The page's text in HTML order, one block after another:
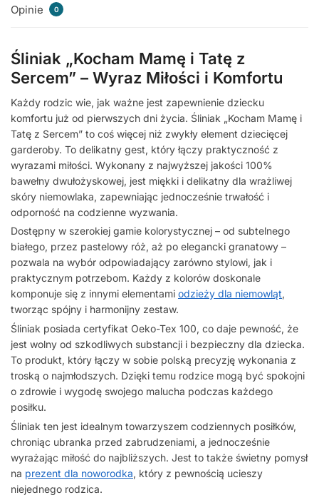
Opinie 0
Śliniak „Kocham Mamę i Tatę z
Sercem” – Wyraz Miłości i Komfortu
Każdy rodzic wie, jak ważne jest zapewnienie dziecku
komfortu już od pierwszych dni życia. Śliniak „Kocham Mamę i
Tatę z Sercem” to coś więcej niż zwykły element dziecięcej
garderoby. To delikatny gest, który łączy praktyczność z
wyrazami miłości. Wykonany z najwyższej jakości 100%
bawełny dwułożyskowej, jest miękki i delikatny dla wrażliwej
skóry niemowlaka, zapewniając jednocześnie trwałość i
odporność na codzienne wyzwania.
Dostępny w szerokiej gamie kolorystycznej – od subtelnego
białego, przez pastelowy róż, aż po elegancki granatowy –
pozwala na wybór odpowiadający zarówno stylowi, jak i
praktycznym potrzebom. Każdy z kolorów doskonale
komponuje się z innymi elementami odzieży dla niemowląt,
tworząc spójny i harmonijny zestaw.
Śliniak posiada certyfikat Oeko-Tex 100, co daje pewność, że
jest wolny od szkodliwych substancji i bezpieczny dla dziecka.
To produkt, który łączy w sobie polską precyzję wykonania z
troską o najmłodszych. Dzięki temu rodzice mogą być spokojni
o zdrowie i wygodę swojego malucha podczas każdego
posiłku.
Śliniak ten jest idealnym towarzyszem codziennych posiłków,
chroniąc ubranka przed zabrudzeniami, a jednocześnie
wyrażając miłość do najbliższych. Jest to także świetny pomysł
na prezent dla noworodka, który z pewnością ucieszy
niejednego rodzica.